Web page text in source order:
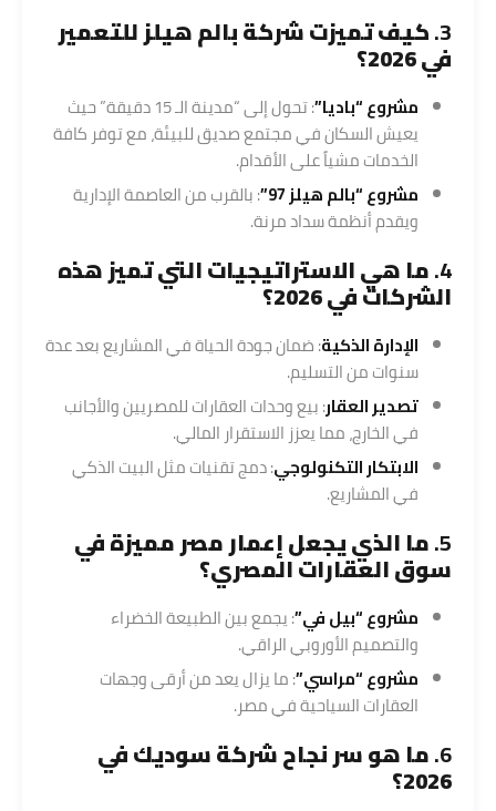
3. كيف تميزت شركة بالم هيلز للتعمير
في 2026؟
مشروع “باديا”
: تحول إلى “مدينة الـ 15 دقيقة” حيث
يعيش السكان في مجتمع صديق للبيئة، مع توفر كافة
الخدمات مشياً على الأقدام.
مشروع “بالم هيلز 97”
: بالقرب من العاصمة الإدارية
ويقدم أنظمة سداد مرنة.
4. ما هي الاستراتيجيات التي تميز هذه
الشركات في 2026؟
الإدارة الذكية: ضمان جودة الحياة في المشاريع بعد عدة
سنوات من التسليم.
تصدير العقار: بيع وحدات العقارات للمصريين والأجانب
في الخارج، مما يعزز الاستقرار المالي.
الابتكار التكنولوجي: دمج تقنيات مثل البيت الذكي
في المشاريع.
5. ما الذي يجعل إعمار مصر مميزة في
سوق العقارات المصري؟
مشروع “بيل في”: يجمع بين الطبيعة الخضراء
والتصميم الأوروبي الراقي.
مشروع “مراسي”: ما يزال يعد من أرقى وجهات
العقارات السياحية في مصر.
6. ما هو سر نجاح شركة سوديك في
2026؟